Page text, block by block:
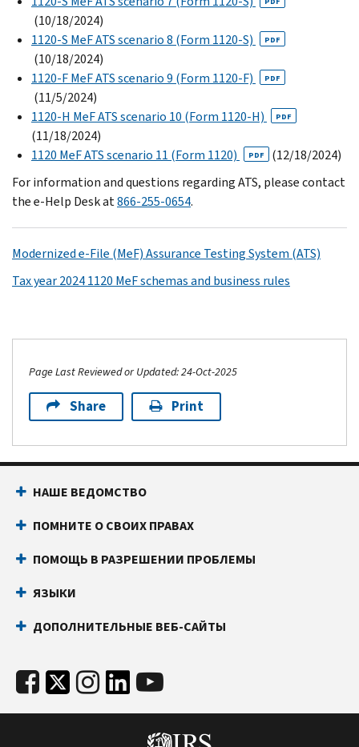
(10/18/2024)
1120-S MeF ATS scenario 8 (Form 1120-S)
PDF
(10/18/2024)
1120-F MeF ATS scenario 9 (Form 1120-F)
PDF
(11/5/2024)
1120-H MeF ATS scenario 10 (Form 1120-H)
PDF
(11/18/2024)
1120 MeF ATS scenario 11 (Form 1120)
PDF
(12/18/2024)
For information and questions regarding ATS, please contact
the e-Help Desk at866-255-0654.
Modernized e-File (MeF) Assurance Testing System (ATS)
Tax year 2024 1120 MeF schemas and business rules
Page Last Reviewed or Updated: 24-Oct-2025
Share Print
НАШЕ ВЕДОМСТВО
ПОМНИТЕ О СВОИХ ПРАВАХ
ПОМОЩЬ В РАЗРЕШЕНИИ ПРОБЛЕМЫ
ЯЗЫКИ
ДОПОЛНИТЕЛЬНЫЕ ВЕБ-САЙТЫ